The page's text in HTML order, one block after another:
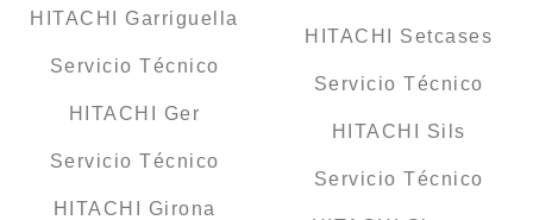
HITACHI Garriguella
Servicio Técnico
HITACHI Ger
Servicio Técnico
HITACHI Girona
HITACHI Setcases
Servicio Técnico
HITACHI Sils
Servicio Técnico